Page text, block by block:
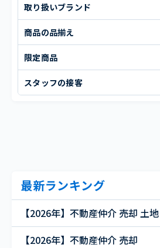
取り扱いブランド
商品の品揃え
限定商品
スタッフの接客
最新ランキング
【2026年】不動産仲介 売却 土地
【2026年】不動産仲介 売却